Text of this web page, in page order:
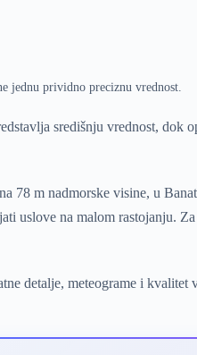
jednu prividno preciznu vrednost.
središnju vrednost, dok
78 m nadmorske visine, u
uslove na malom rastojanju.
detalje, meteograme i kvalitet